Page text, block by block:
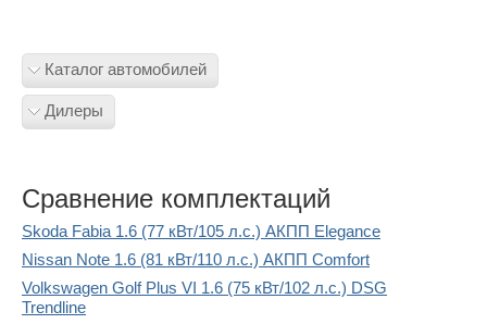
Каталог автомобилей
Дилеры
Сравнение комплектаций
Skoda Fabia 1.6 (77 кВт/105 л.с.) АКПП Elegance
Nissan Note 1.6 (81 кВт/110 л.с.) АКПП Comfort
Volkswagen Golf Plus VI 1.6 (75 кВт/102 л.с.) DSG
Trendline